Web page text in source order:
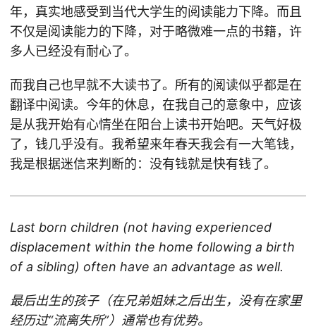
年，真实地感受到当代大学生的阅读能力下降。而且
不仅是阅读能力的下降，对于略微难一点的书籍，许
多人已经没有耐心了。
而我自己也早就不大读书了。所有的阅读似乎都是在
翻译中阅读。今年的休息，在我自己的意象中，应该
是从我开始有心情坐在阳台上读书开始吧。天气好极
了，钱几乎没有。我希望来年春天我会有一大笔钱，
我是根据迷信来判断的：没有钱就是快有钱了。
Last born children (not having experienced
displacement within the home following a birth
of a sibling) often have an advantage as well.
最后出生的孩子（在兄弟姐妹之后出生，没有在家里
经历过“流离失所”）通常也有优势。